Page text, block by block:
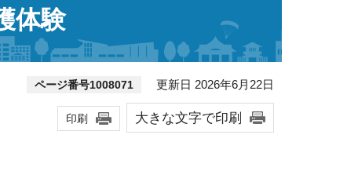
体験
ページ番号1008071 更新日 2026年6月22日
印刷 大きな文字で印刷